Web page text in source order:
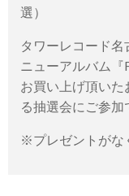
選）
タワーレコード
ニューアルバム『
お買い上げ頂いた
る抽選会にご参加
※プレゼントがな